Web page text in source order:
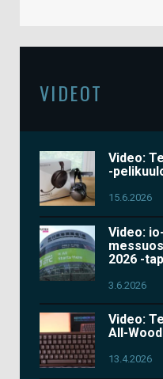
VIDEOT
Video:
-
15.6.2026
Video:
2026 -
3.6.2026
Video:
All-Wood
13.4.2026